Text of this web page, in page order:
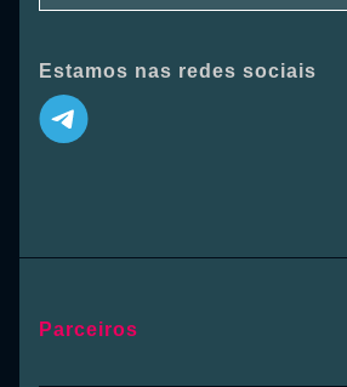
Estamos nas redes sociais
Parceiros